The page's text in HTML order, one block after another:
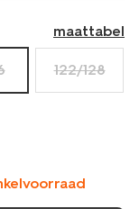
maattabel
122/128